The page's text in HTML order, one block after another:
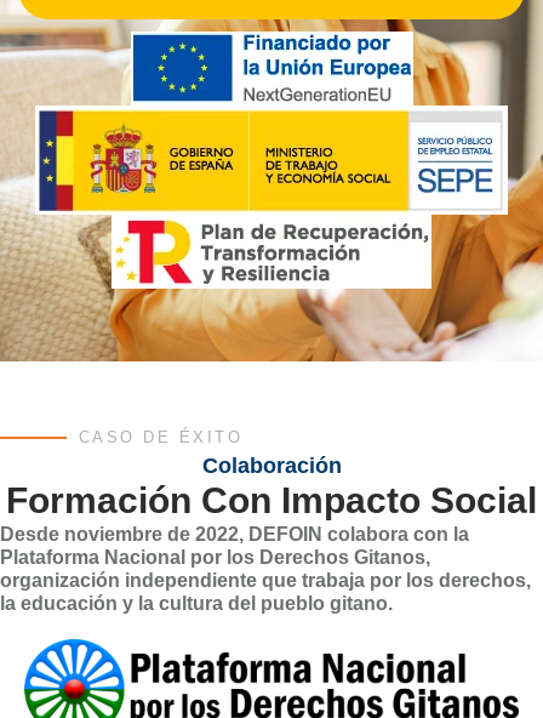
CASO DE ÉXITO
Colaboración
Formación Con Impacto Social
Desde noviembre de 2022, DEFOIN colabora con la
Plataforma Nacional por los Derechos Gitanos,
organización independiente que trabaja por los derechos,
la educación y la cultura del pueblo gitano.